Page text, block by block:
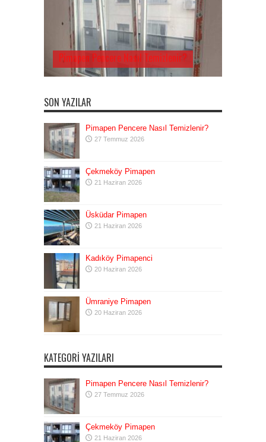
Pimapen Pencere Nasıl Temizlenir?
SON YAZILAR
Pimapen Pencere Nasıl Temizlenir?
27 Temmuz 2026
Çekmeköy Pimapen
21 Haziran 2026
Üsküdar Pimapen
21 Haziran 2026
Kadıköy Pimapenci
20 Haziran 2026
Ümraniye Pimapen
20 Haziran 2026
KATEGORI YAZILARI
Pimapen Pencere Nasıl Temizlenir?
27 Temmuz 2026
Çekmeköy Pimapen
21 Haziran 2026